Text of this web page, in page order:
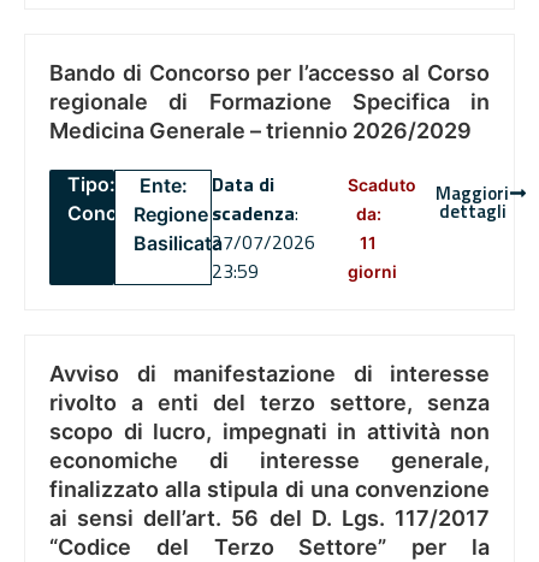
Bando di Concorso per l’accesso al Corso
regionale di Formazione Specifica in
Medicina Generale – triennio 2026/2029
Tipo:
Concorsi
Ente:
Regione
Basilicata
Data di
scadenza:
27/07/2026
23:59
Scaduto
da:
11
giorni
Maggiori
dettagli
Avviso di manifestazione di interesse
rivolto a enti del terzo settore, senza
scopo di lucro, impegnati in attività non
economiche di interesse generale,
finalizzato alla stipula di una convenzione
ai sensi dell’art. 56 del D. Lgs. 117/2017
“Codice del Terzo Settore” per la